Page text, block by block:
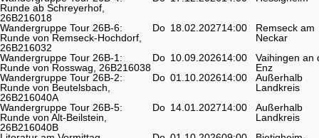
Runde ab Schreyerhof,
26B216018
Wandergruppe Tour 26B-6:
Runde von Remseck-Hochdorf,
26B216032
Do 18.02.202714:00
Remseck am
Neckar
Wandergruppe Tour 26B-1:
Runde von Rosswag, 26B216038
Do 10.09.202614:00
Vaihingen an
Enz
Wandergruppe Tour 26B-2:
Runde von Beutelsbach,
26B216040A
Do 01.10.202614:00
Außerhalb
Landkreis
Wandergruppe Tour 26B-5:
Runde von Alt-Beilstein,
26B216040B
Do 14.01.202714:00
Außerhalb
Landkreis